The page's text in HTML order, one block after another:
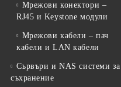
Мрежови конектори –
RJ45 и Keystone модули
Мрежови кабели – пач
кабели и LAN кабели
Сървъри и NAS системи за
съхранение